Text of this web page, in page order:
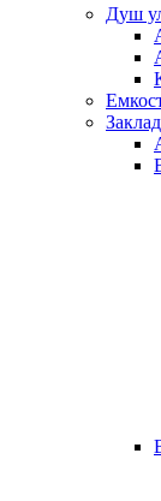
Душ